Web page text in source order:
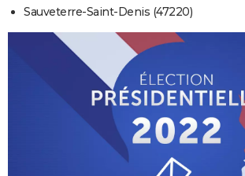
Sauveterre-Saint-Denis (47220)